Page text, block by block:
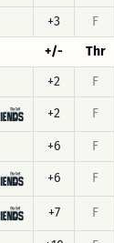
+3 F
+/- Thr
+2 F
+2 F
+6 F
+6 F
+7 F